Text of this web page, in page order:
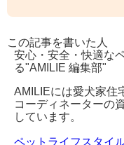
この記事を書いた人
安心・安全・快適な
る"AMILIE 編集部"
AMILIEには愛犬家住
コーディネーターの
しています。
ペットライフスタイ